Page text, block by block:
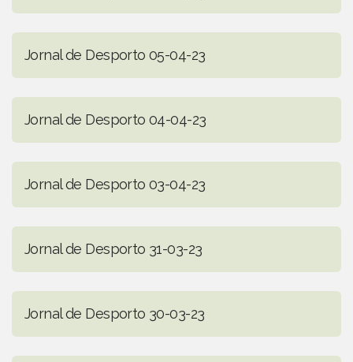
Jornal de Desporto 05-04-23
Jornal de Desporto 04-04-23
Jornal de Desporto 03-04-23
Jornal de Desporto 31-03-23
Jornal de Desporto 30-03-23